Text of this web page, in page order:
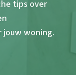
tips over
jouw woning.